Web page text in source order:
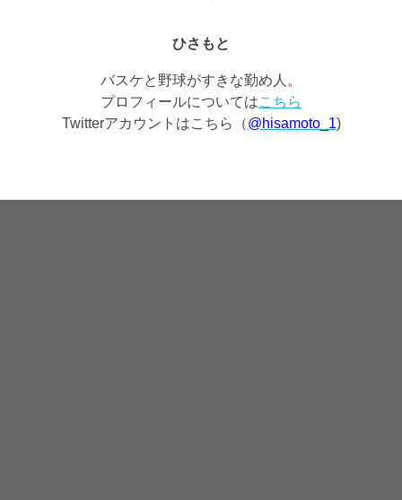
ひさもと
バスケと野球がすきな勤め人。
プロフィールについてはこちら
Twitterアカウントはこちら（@hisamoto_1)